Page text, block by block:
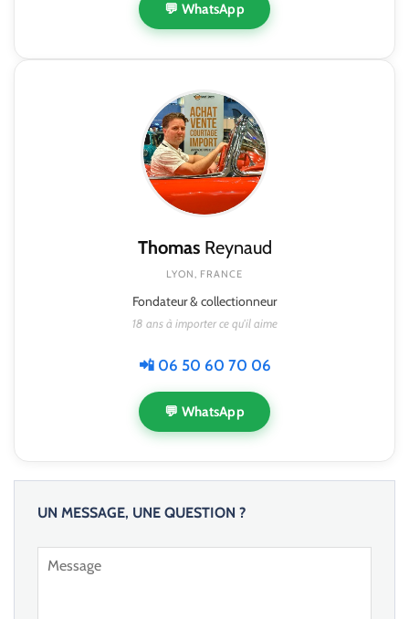
💬 WhatsApp
ThomasReynaud
LYON, FRANCE
Fondateur & collectionneur
18 ans à importer ce qu'il aime
📲 06 50 60 70 06
💬 WhatsApp
UN MESSAGE, UNE QUESTION ?